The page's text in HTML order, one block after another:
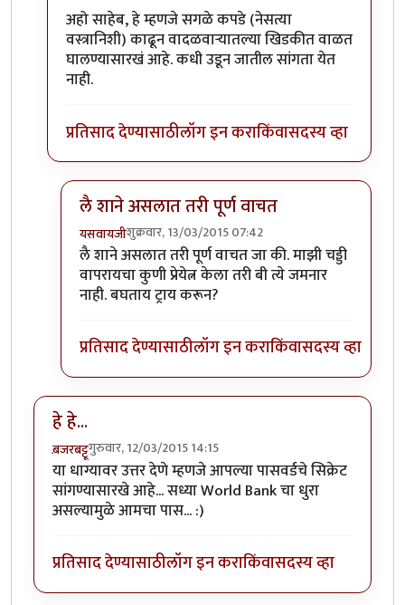
अहो साहेब, हे म्हणजे सगळे कपडे (नेसत्या
वस्त्रानिशी) काढून वादळवार्‍यातल्या खिडकीत वाळत
घालण्यासारखं आहे. कधी उडून जातील सांगता येत
नाही.
प्रतिसाद देण्यासाठीलॉग इन कराकिंवासदस्य व्हा
लै शाने असलात तरी पूर्ण वाचत
यसवायजीशुक्रवार, 13/03/2015 07:42
In reply toअगागागागाbyमास्टरमाईन्ड
लै शाने असलात तरी पूर्ण वाचत जा की. माझी चड्डी
वापरायचा कुणी प्रेयेत्न केला तरी बी त्ये जमनार
नाही. बघताय ट्राय करून?
प्रतिसाद देण्यासाठीलॉग इन कराकिंवासदस्य व्हा
हे हे...
ब़जरबट्टूगुरुवार, 12/03/2015 14:15
या धाग्यावर उत्तर देणे म्हणजे आपल्या पासवर्डचे सिक्रेट
सांगण्यासारखे आहे... सध्या World Bank चा धुरा
असल्यामुळे आमचा पास... :)
प्रतिसाद देण्यासाठीलॉग इन कराकिंवासदस्य व्हा